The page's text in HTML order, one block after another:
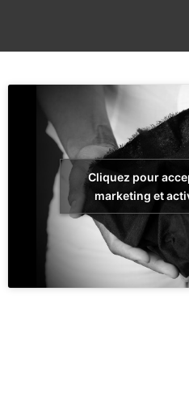
Cliquez pour
marketing et